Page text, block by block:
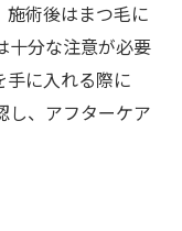
術後はまつ毛に
十分な注意が必要
に入れる際に
し、アフターケア